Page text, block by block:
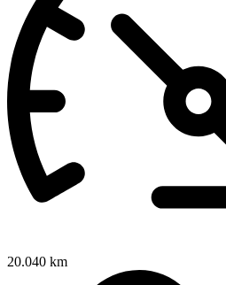
20.040 km